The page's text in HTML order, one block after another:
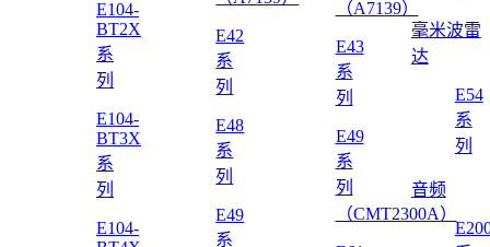
E104-
BT2X
系
列
E104-
BT3X
系
列
E104-
E42
系
列
E48
系
列
E49
系
（A7139）
E43
系
列
E49
系
列
（CMT2300A）
毫米波雷
达
E54
系
列
音频